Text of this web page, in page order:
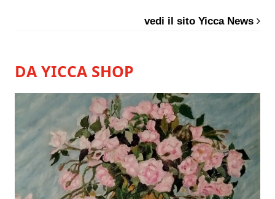
vedi il sito Yicca News
DA YICCA SHOP